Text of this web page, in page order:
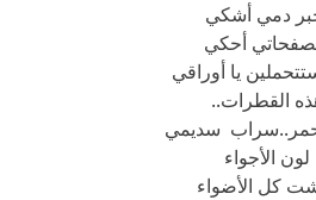
دمي أشكي
أحكي
يا أوراقي
القطرات..
سديمي
لون الأجواء
كل الأضواء